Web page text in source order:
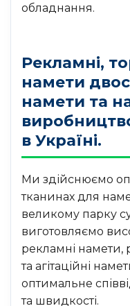
обладнання.
Рекламні,
намети
намети та
в Україні.
Ми здійснюємо
тканинах для
великому парку
виготовляємо
рекламні намети,
та агітаційні
оптимальне
та швидкості.